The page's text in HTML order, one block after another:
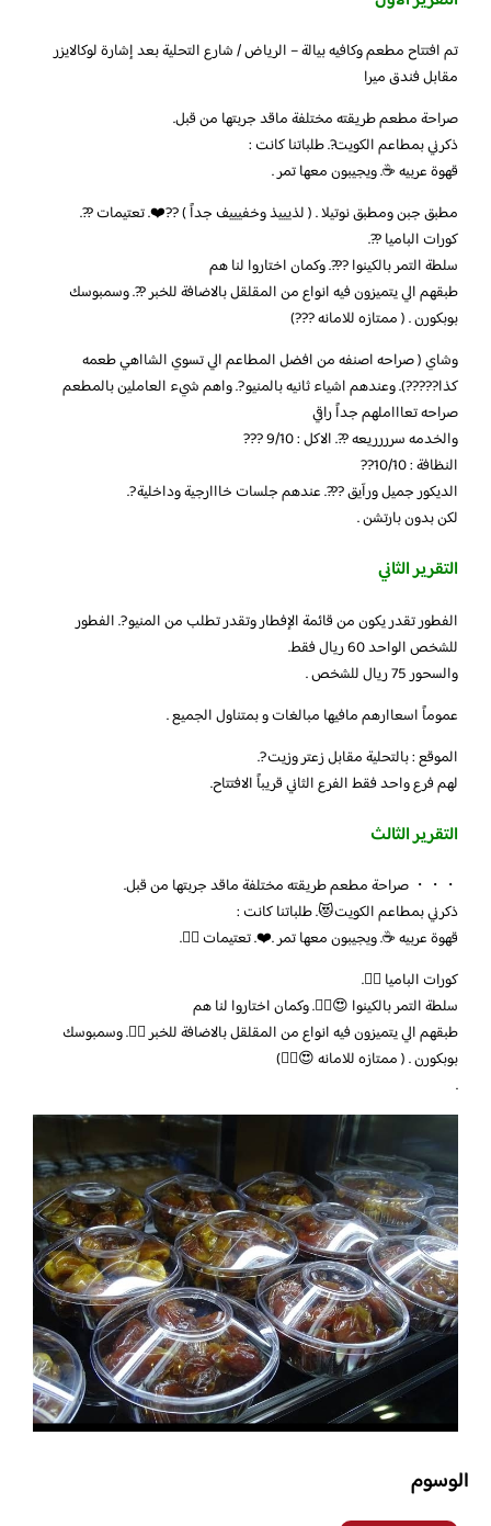
تم افتتاح مطعم وكافيه بيالة – الرياض / شارع التحلية بعد إشارة لوكالايزر
مقابل فندق ميرا
صراحة مطعم طريقته مختلفة ماقد جربتها من قبل.
ذكرني بمطاعم الكويت?. طلباتنا كانت :
قهوة عربيه ☕️. ويجيبون معها تمر .
مطبق جبن ومطبق نوتيلا . ( لذيييذ وخفيييف جداً ) ??❤️. تعتيمات ??.
كورات الباميا ??.
سلطة التمر بالكينوا ???. وكمان اختاروا لنا هم
طبقهم الي يتميزون فيه انواع من المقلقل بالاضافة للخبر ??. وسمبوسك
بوبكورن . ( ممتازه للامانه ???)
وشاي ( صراحه اصنفه من افضل المطاعم الي تسوي الشااهي طعمه
كذا?????). وعندهم اشياء ثانيه بالمنيو ?. واهم شيء العاملين بالمطعم
صراحه تعاااملهم جداً راقي
والخدمه سرررريعه ??. الاكل : 9/10 ???
النظافة : 10/10??
الديكور جميل ورآيق ???. عندهم جلسات خااارجية وداخلية ?.
لكن بدون بارتشن .
التقرير الثاني
الفطور تقدر يكون من قائمة الإفطار وتقدر تطلب من المنيو ?. الفطور
للشخص الواحد 60 ريال فقط.
والسحور 75 ريال للشخص .
عموماً اسعاارهم مافيها مبالغات و بمتناول الجميع .
الموقع : بالتحلية مقابل زعتر وزيت ?.
لهم فرع واحد فقط الفرع الثاني قريباً الافتتاح.
التقرير الثالث
・・・ صراحة مطعم طريقته مختلفة ماقد جربتها من قبل.
ذكرني بمطاعم الكويت😻. طلباتنا كانت :
قهوة عربيه ☕️. ويجيبون معها تمر .❤️. تعتيمات 👌🏻.
كورات الباميا 👌🏻.
سلطة التمر بالكينوا 😍👌🏻. وكمان اختاروا لنا هم
طبقهم الي يتميزون فيه انواع من المقلقل بالاضافة للخبر 👌🏻. وسمبوسك
بوبكورن . ( ممتازه للامانه 😍👌🏻)
.
الوسوم